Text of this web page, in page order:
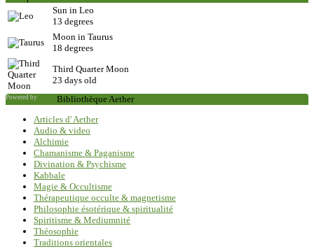
Sun in Leo
13 degrees
Moon in Taurus
18 degrees
Third Quarter Moon
23 days old
Powered by
Bibliothèque Aether
Articles d' Aether
Audio & video
Alchimie
Chamanisme & Paganisme
Divination & Psychisme
Kabbale
Magie & Occultisme
Thérapeutique occulte & magnetisme
Philosophie ésotérique & spiritualité
Spiritisme & Mediumnité
Théosophie
Traditions orientales